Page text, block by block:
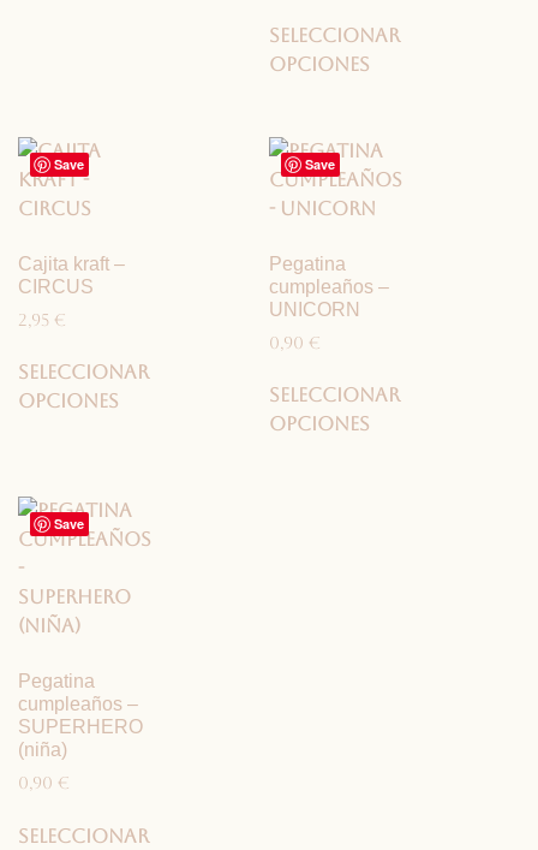
Seleccionar
opciones
Save
Cajita kraft –
CIRCUS
2,95 €
Seleccionar
opciones
Save
Pegatina
cumpleaños –
UNICORN
0,90 €
Seleccionar
opciones
Save
Pegatina
cumpleaños –
SUPERHERO
(niña)
0,90 €
Seleccionar